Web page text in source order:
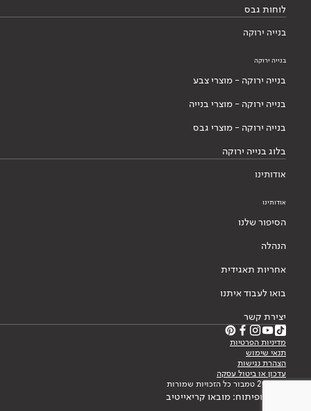
לוחות גבס
בנייה ירוקה
בנייה ירוקה
בנייה ירוקה - מוצרי צבע
בנייה ירוקה - מוצרי בנייה
בנייה ירוקה - מוצרי גבס
בלוג בנייה ירוקה
אודותינו
אודותינו
הסיפור שלנו
הנהלה
אחריות תאגידית
בואו לעבוד איתנו
יצירת קשר
מדיניות הפרטיות
תנאי שימוש
הצהרת נגישות
עדכון או ביטול עסקה
© 2026 טמבור כל הזכויות שמורות
עיצוב ופיתוח: מובאו קריאייטיב